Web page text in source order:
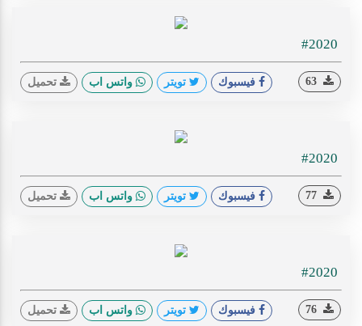
#2020
فيسبوك تويتر واتس اب تحميل
#2020
فيسبوك تويتر واتس اب تحميل
#2020
فيسبوك تويتر واتس اب تحميل